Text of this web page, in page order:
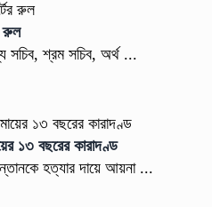
রুল
সচিব, শ্রম সচিব, অর্থ ...
১৩ বছরের কারাদণ্ড
হত্যার দায়ে আয়না ...